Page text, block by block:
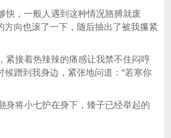
快，一般人遇到这种情况胳膊就废
方向也滚了一下，随后抽出了被我攥紧
紧接着热辣辣的痛感让我禁不住闷哼
候蹭到我身边，紧张地问道：“若寒你
身将小七护在身下，矮子已经举起的